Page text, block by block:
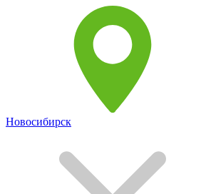
Новосибирск